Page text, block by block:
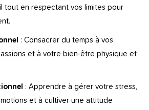
tout en respectant vos limites pour
: Consacrer du temps à vos
et à votre bien-être physique et
: Apprendre à gérer votre stress,
et à cultiver une attitude